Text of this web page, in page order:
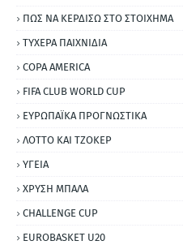
ΠΩΣ ΝΑ ΚΕΡΔΙΣΩ ΣΤΟ ΣΤΟΙΧΗΜΑ
ΤΥΧΕΡΑ ΠΑΙΧΝΙΔΙΑ
COPA AMERICA
FIFA CLUB WORLD CUP
ΕΥΡΩΠΑΪΚΑ ΠΡΟΓΝΩΣΤΙΚΑ
ΛΟΤΤΟ ΚΑΙ ΤΖΟΚΕΡ
ΥΓΕΙΑ
ΧΡΥΣΗ ΜΠΑΛΑ
CHALLENGE CUP
EUROBASKET U20